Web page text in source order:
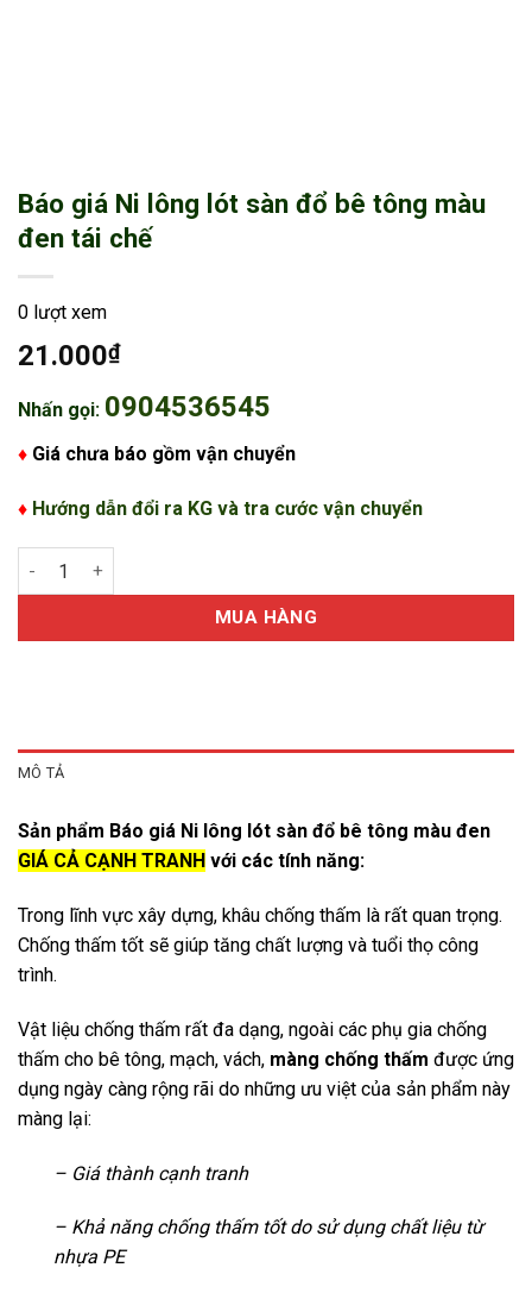
Báo giá Ni lông lót sàn đổ bê tông màu
đen tái chế
0 lượt xem
21.000₫
Nhấn gọi: 0904536545
♦ Giá chưa báo gồm vận chuyển
♦ Hướng dẫn đổi ra KG và tra cước vận chuyển
Báo giá Ni lông lót sàn đổ bê tông màu đen tái chế số lượng
MUA HÀNG
MÔ TẢ
Sản phẩm Báo giá Ni lông lót sàn đổ bê tông màu đen
GIÁ CẢ CẠNH TRANH với các tính năng:
Trong lĩnh vực xây dựng, khâu chống thấm là rất quan trọng.
Chống thấm tốt sẽ giúp tăng chất lượng và tuổi thọ công
trình.
Vật liệu chống thấm rất đa dạng, ngoài các phụ gia chống
thấm cho bê tông, mạch, vách, màng chống thấm được ứng
dụng ngày càng rộng rãi do những ưu việt của sản phẩm này
màng lại:
– Giá thành cạnh tranh
– Khả năng chống thấm tốt do sử dụng chất liệu từ
nhựa PE